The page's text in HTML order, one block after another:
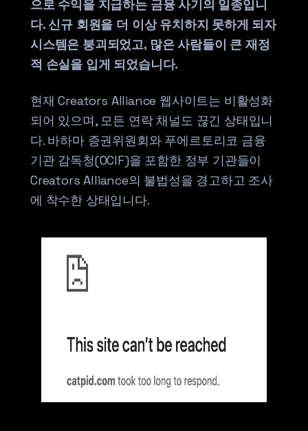
으로 수익을 지급하는 금융 사기의 일종입니
다. 신규 회원을 더 이상 유치하지 못하게 되자
시스템은 붕괴되었고, 많은 사람들이 큰 재정
적 손실을 입게 되었습니다.
현재 Creators Alliance 웹사이트는 비활성화
되어 있으며, 모든 연락 채널도 끊긴 상태입니
다. 바하마 증권위원회와 푸에르토리코 금융
기관 감독청(OCIF)을 포함한 정부 기관들이
Creators Alliance의 불법성을 경고하고 조사
에 착수한 상태입니다.